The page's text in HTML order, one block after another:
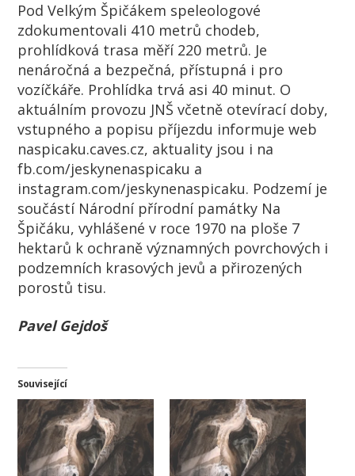
Pod Velkým Špičákem speleologové
zdokumentovali 410 metrů chodeb,
prohlídková trasa měří 220 metrů. Je
nenáročná a bezpečná, přístupná i pro
vozíčkáře. Prohlídka trvá asi 40 minut. O
aktuálním provozu JNŠ včetně otevírací doby,
vstupného a popisu příjezdu informuje web
naspicaku.caves.cz, aktuality jsou i na
fb.com/jeskynenaspicaku a
instagram.com/jeskynenaspicaku. Podzemí je
součástí Národní přírodní památky Na
Špičáku, vyhlášené v roce 1970 na ploše 7
hektarů k ochraně významných povrchových i
podzemních krasových jevů a přirozených
porostů tisu.
Pavel Gejdoš
Související